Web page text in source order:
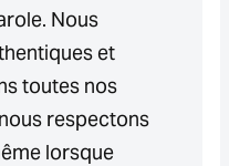
Nous
et
toutes nos
respectons
lorsque